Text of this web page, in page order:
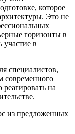
которое
Это не
горизонты в
участие в
специалистов,
современного
на
из предложенных